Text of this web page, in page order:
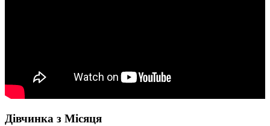
Дівчинка з Місяця